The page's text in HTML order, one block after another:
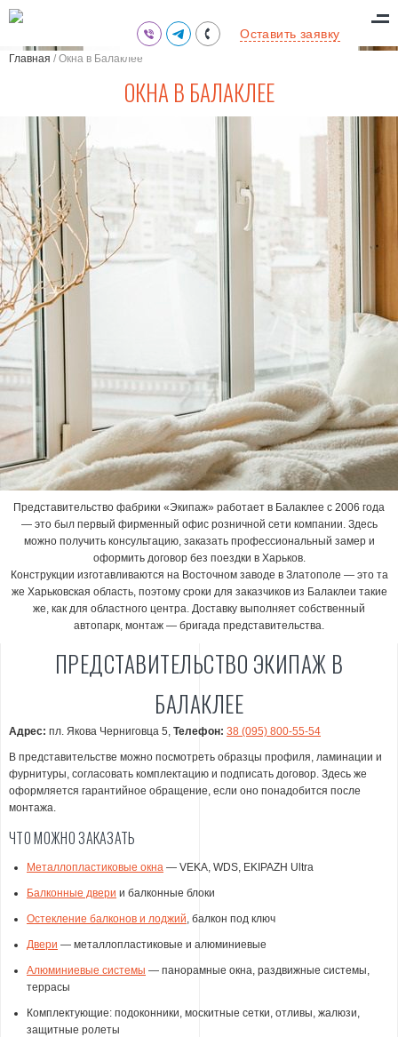
(095) 711-77-47
(097) 773-73-71
Оставить заявку
Главная / Окна в Балаклее
ОКНА В БАЛАКЛЕЕ
Представительство фабрики «Экипаж» работает в Балаклее с 2006 года
— это был первый фирменный офис розничной сети компании. Здесь
можно получить консультацию, заказать профессиональный замер и
оформить договор без поездки в Харьков.
Конструкции изготавливаются на Восточном заводе в Златополе — это та
же Харьковская область, поэтому сроки для заказчиков из Балаклеи такие
же, как для областного центра. Доставку выполняет собственный
автопарк, монтаж — бригада представительства.
ПРЕДСТАВИТЕЛЬСТВО ЭКИПАЖ В
БАЛАКЛЕЕ
Адрес: пл. Якова Черниговца 5, Телефон: 38 (095) 800-55-54
В представительстве можно посмотреть образцы профиля, ламинации и
фурнитуры, согласовать комплектацию и подписать договор. Здесь же
оформляется гарантийное обращение, если оно понадобится после
монтажа.
ЧТО МОЖНО ЗАКАЗАТЬ
Металлопластиковые окна — VEKA, WDS, EKIPAZH Ultra
Балконные двери и балконные блоки
Остекление балконов и лоджий, балкон под ключ
Двери — металлопластиковые и алюминиевые
Алюминиевые системы — панорамные окна, раздвижные системы,
террасы
Комплектующие: подоконники, москитные сетки, отливы, жалюзи,
защитные ролеты